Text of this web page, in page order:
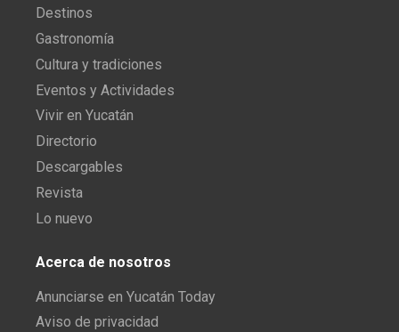
Destinos
Gastronomía
Cultura y tradiciones
Eventos y Actividades
Vivir en Yucatán
Directorio
Descargables
Revista
Lo nuevo
Acerca de nosotros
Anunciarse en Yucatán Today
Aviso de privacidad